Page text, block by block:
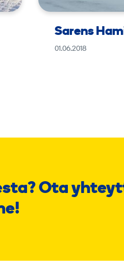
Sarens
01.06.2018
Ota